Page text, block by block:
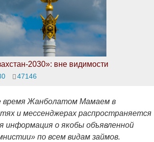
2030»: вне видимости
47146
время Жанболатом Мамаем в
и мессенджерах распространяется
информация о якобы объявленной
по всем видам займов.